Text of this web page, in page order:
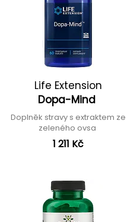
Life Extension
Dopa-Mind
Doplněk stravy s extraktem ze
zeleného ovsa
1 211 Kč